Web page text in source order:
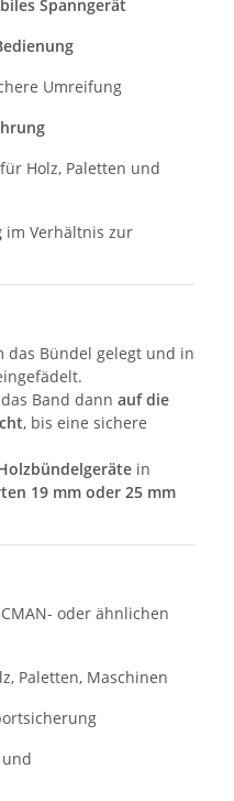
Spanngerät
Umreifung
Holz, Paletten und
im Verhältnis zur
das Bündel gelegt und in
Band dann auf die
, bis eine sichere
in
19 mm oder 25 mm
oder ähnlichen
Paletten, Maschinen